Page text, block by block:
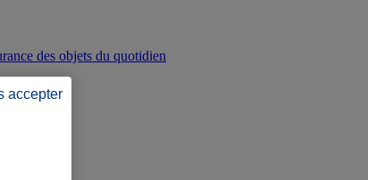
des objets du quotidien
accepter